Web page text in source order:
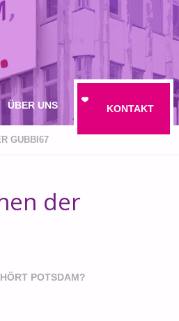
ÜBER UNS KONTAKT
GUBBI67
der
POTSDAM?